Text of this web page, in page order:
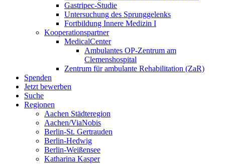
Gastripec-Studie
Untersuchung des Sprunggelenks
Fortbildung Innere Medizin I
Kooperationspartner
MedicalCenter
Ambulantes OP-Zentrum am
Clemenshospital
Zentrum für ambulante Rehabilitation (ZaR)
Spenden
Jetzt bewerben
Suche
Regionen
Aachen Städteregion
Aachen/ViaNobis
Berlin-St. Gertrauden
Berlin-Hedwig
Berlin-Weißensee
Katharina Kasper